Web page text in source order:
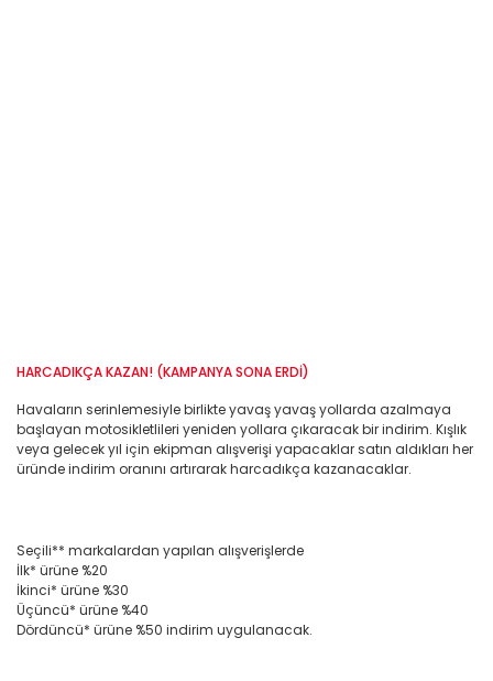
HARCADIKÇA KAZAN! (KAMPANYA SONA ERDİ)
Havaların serinlemesiyle birlikte yavaş yavaş yollarda azalmaya
başlayan motosikletlileri yeniden yollara çıkaracak bir indirim. Kışlık
veya gelecek yıl için ekipman alışverişi yapacaklar satın aldıkları her
üründe indirim oranını artırarak harcadıkça kazanacaklar.
Seçili** markalardan yapılan alışverişlerde
İlk* ürüne %20
İkinci* ürüne %30
Üçüncü* ürüne %40
Dördüncü* ürüne %50 indirim uygulanacak.